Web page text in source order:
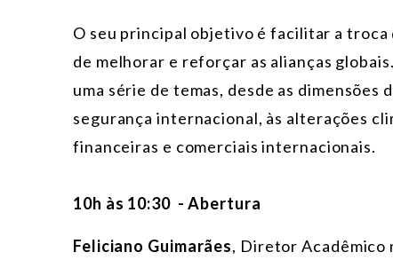
O seu principal objetivo é facilitar a
de melhorar e reforçar as alianças
uma série de temas, desde as
segurança internacional, às alterações
financeiras e comerciais internacionais.
10h às 10:30 - Abertura
Feliciano Guimarães, Diretor Acadêmico